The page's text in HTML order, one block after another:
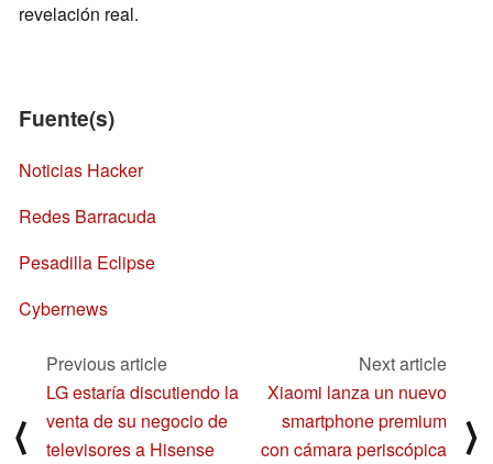
revelación real.
Fuente(s)
Noticias Hacker
Redes Barracuda
Pesadilla Eclipse
Cybernews
⟨
Previous article
LG estaría discutiendo la
venta de su negocio de
televisores a Hisense
Next article
Xiaomi lanza un nuevo
smartphone premium
con cámara periscópica
⟩